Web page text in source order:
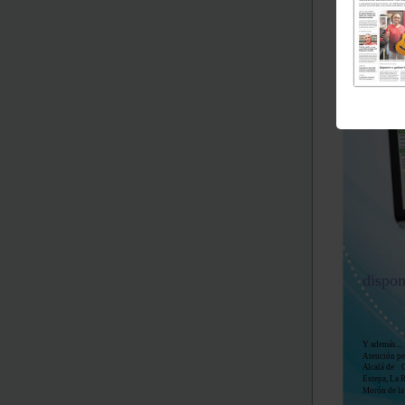
Y además...
Atención
A lcalá de
Estepa, La
Morón de la
IAE,